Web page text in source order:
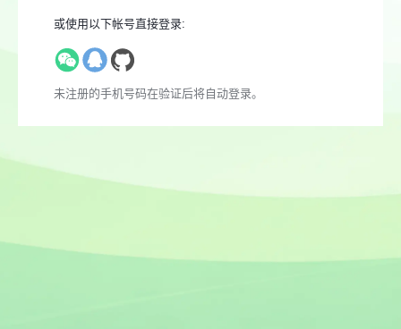
或使用以下帐号直接登录:
未注册的手机号码在验证后将自动登录。